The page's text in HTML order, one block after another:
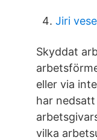
Jiri
Skyddat
eller via
har
vilka